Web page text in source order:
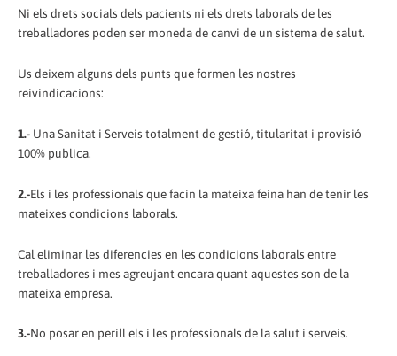
Ni els drets socials dels pacients ni els drets laborals de les
treballadores poden ser moneda de canvi de un sistema de salut.
Us deixem alguns dels punts que formen les nostres
reivindicacions:
1.- Una Sanitat i Serveis totalment de gestió, titularitat i provisió
100% publica.
2.-Els i les professionals que facin la mateixa feina han de tenir les
mateixes condicions laborals.
Cal eliminar les diferencies en les condicions laborals entre
treballadores i mes agreujant encara quant aquestes son de la
mateixa empresa.
3.-No posar en perill els i les professionals de la salut i serveis.